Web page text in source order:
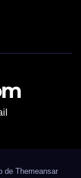
de Themeansar